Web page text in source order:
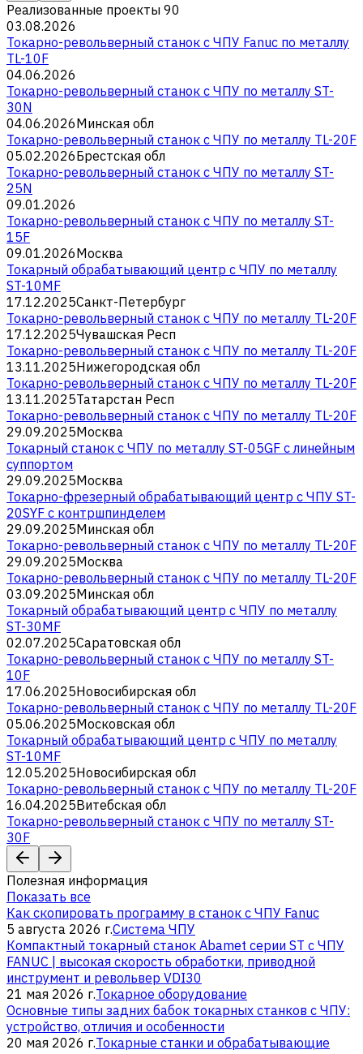
Реализованные проекты 90
03.08.2026
Токарно-револьверный станок с ЧПУ Fanuc по металлу
TL-10F
04.06.2026
Токарно-револьверный станок с ЧПУ по металлу ST-
30N
04.06.2026Минская обл
Токарно-револьверный станок с ЧПУ по металлу TL-20F
05.02.2026Брестская обл
Токарно-револьверный станок с ЧПУ по металлу ST-
25N
09.01.2026
Токарно-револьверный станок с ЧПУ по металлу ST-
15F
09.01.2026Москва
Токарный обрабатывающий центр с ЧПУ по металлу
ST-10MF
17.12.2025Санкт-Петербург
Токарно-револьверный станок с ЧПУ по металлу TL-20F
17.12.2025Чувашская Респ
Токарно-револьверный станок с ЧПУ по металлу TL-20F
13.11.2025Нижегородская обл
Токарно-револьверный станок с ЧПУ по металлу TL-20F
13.11.2025Татарстан Респ
Токарно-револьверный станок с ЧПУ по металлу TL-20F
29.09.2025Москва
Токарный станок с ЧПУ по металлу ST-05GF c линейным
суппортом
29.09.2025Москва
Токарно-фрезерный обрабатывающий центр с ЧПУ ST-
20SYF с контршпинделем
29.09.2025Минская обл
Токарно-револьверный станок с ЧПУ по металлу TL-20F
29.09.2025Москва
Токарно-револьверный станок с ЧПУ по металлу TL-20F
03.09.2025Минская обл
Токарный обрабатывающий центр с ЧПУ по металлу
ST-30MF
02.07.2025Саратовская обл
Токарно-револьверный станок с ЧПУ по металлу ST-
10F
17.06.2025Новосибирская обл
Токарно-револьверный станок с ЧПУ по металлу TL-20F
05.06.2025Московская обл
Токарный обрабатывающий центр с ЧПУ по металлу
ST-10MF
12.05.2025Новосибирская обл
Токарно-револьверный станок с ЧПУ по металлу TL-20F
16.04.2025Витебская обл
Токарно-револьверный станок с ЧПУ по металлу ST-
30F
Полезная информация
Показать все
Как скопировать программу в станок с ЧПУ Fanuc
5 августа 2026 г.Система ЧПУ
Компактный токарный станок Abamet серии ST с ЧПУ
FANUC | высокая скорость обработки, приводной
инструмент и револьвер VDI30
21 мая 2026 г.Токарное оборудование
Основные типы задних бабок токарных станков с ЧПУ:
устройство, отличия и особенности
20 мая 2026 г.Токарные станки и обрабатывающие